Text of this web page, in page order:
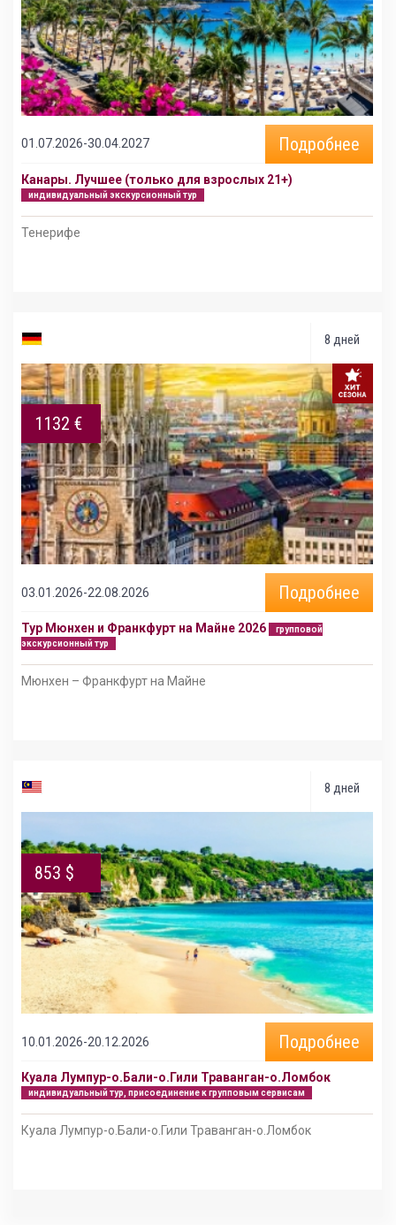
01.07.2026-30.04.2027 Подробнее
Канары. Лучшее (только для взрослых 21+)
индивидуальный экскурсионный тур
Тенерифе
8 дней
1132 €
03.01.2026-22.08.2026 Подробнее
Тур Мюнхен и Франкфурт на Майне 2026
групповой
экскурсионный тур
Мюнхен – Франкфурт на Майне
8 дней
853 $
10.01.2026-20.12.2026 Подробнее
Куала Лумпур-о.Бали-о.Гили Траванган-о.Ломбок
индивидуальный тур, присоединение к групповым сервисам
Куала Лумпур-о.Бали-о.Гили Траванган-о.Ломбок